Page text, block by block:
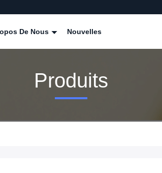
De Nous Nouvelles
Produits